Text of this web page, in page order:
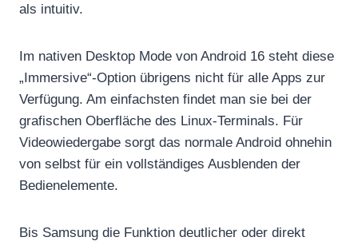
als intuitiv.
Im nativen Desktop Mode von Android 16 steht diese
„Immersive“-Option übrigens nicht für alle Apps zur
Verfügung. Am einfachsten findet man sie bei der
grafischen Oberfläche des Linux-Terminals. Für
Videowiedergabe sorgt das normale Android ohnehin
von selbst für ein vollständiges Ausblenden der
Bedienelemente.
Bis Samsung die Funktion deutlicher oder direkt